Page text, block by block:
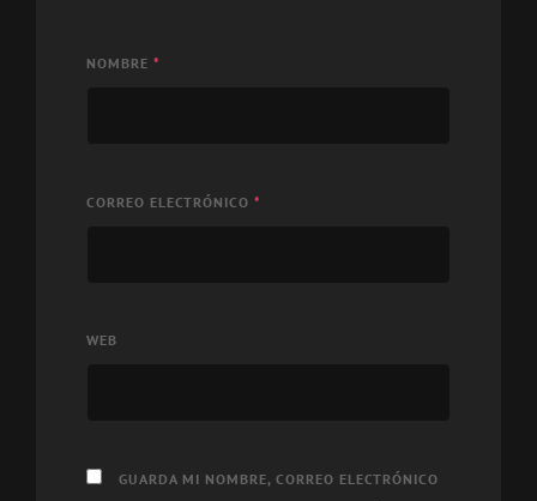
NOMBRE *
CORREO ELECTRÓNICO *
WEB
GUARDA MI NOMBRE, CORREO ELECTRÓNICO